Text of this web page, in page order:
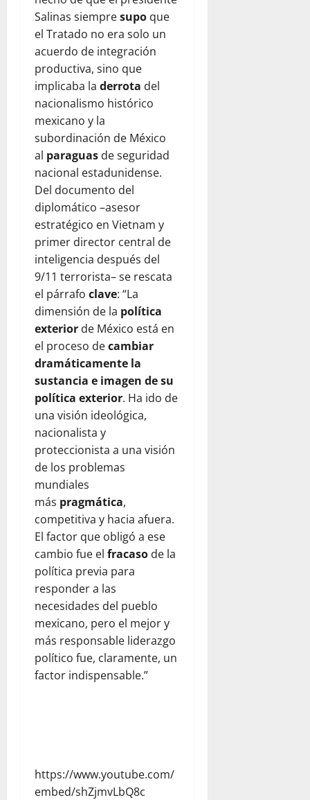
Salinas siempresupo que
el Tratado no era solo un
acuerdo de integración
productiva, sino que
implicaba la derrota del
nacionalismo histórico
mexicano y la
subordinación de México
al paraguas de seguridad
nacional estadunidense.
Del documento del
diplomático –asesor
estratégico en Vietnam y
primer director central de
inteligencia después del
9/11 terrorista– se rescata
el párrafo clave: “La
dimensión de la política
exterior de México está en
el proceso decambiar
dramáticamente la
sustancia e imagen de su
política exterior. Ha ido de
una visión ideológica,
nacionalista y
proteccionista a una visión
de los problemas
mundiales
más pragmática,
competitiva y hacia afuera.
El factor que obligó a ese
cambio fue el fracaso de la
política previa para
responder a las
necesidades del pueblo
mexicano, pero el mejor y
más responsable liderazgo
político fue, claramente, un
factor indispensable.”
https://www.youtube.com/
embed/shZjmvLbQ8c